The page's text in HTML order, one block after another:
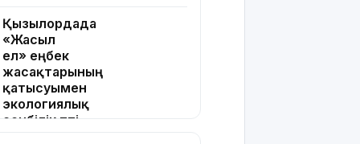
Қызылордада
«Жасыл
ел» еңбек
жасақтарының
қатысуымен
экологиялық
сенбілік өтті